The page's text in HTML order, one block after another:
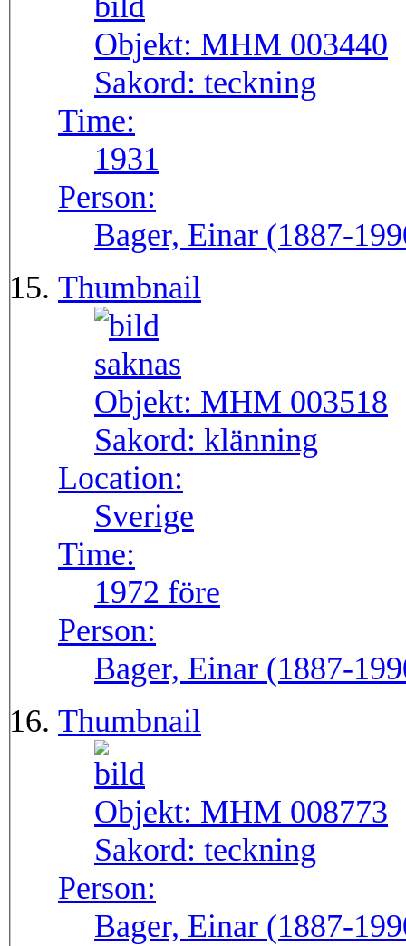
Objekt: MHM 003440
Sakord: teckning
Time:
1931
Person:
Bager, Einar (1887-
Thumbnail
Objekt: MHM 003518
Sakord: klänning
Location:
Sverige
Time:
1972 före
Person:
Bager, Einar (1887-
Thumbnail
Objekt: MHM 008773
Sakord: teckning
Person:
Bager, Einar (1887-